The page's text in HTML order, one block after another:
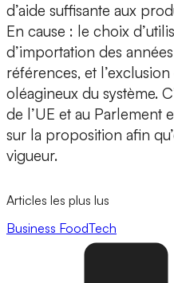
d’aide suffisante aux
En cause : le choix
d’importation des
références, et
oléagineux du système.
de l’UE et au
sur la proposition afin
vigueur.
Articles les plus lus
Business FoodTech